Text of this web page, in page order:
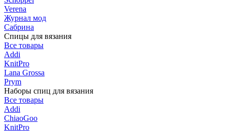
Verena
Журнал мод
Сабрина
Спицы для вязания
Все товары
Addi
KnitPro
Lana Grossa
Prym
Наборы спиц для вязания
Все товары
Addi
ChiaoGoo
KnitPro